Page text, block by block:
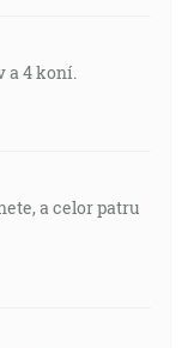
a 4 koní.
a celor patru